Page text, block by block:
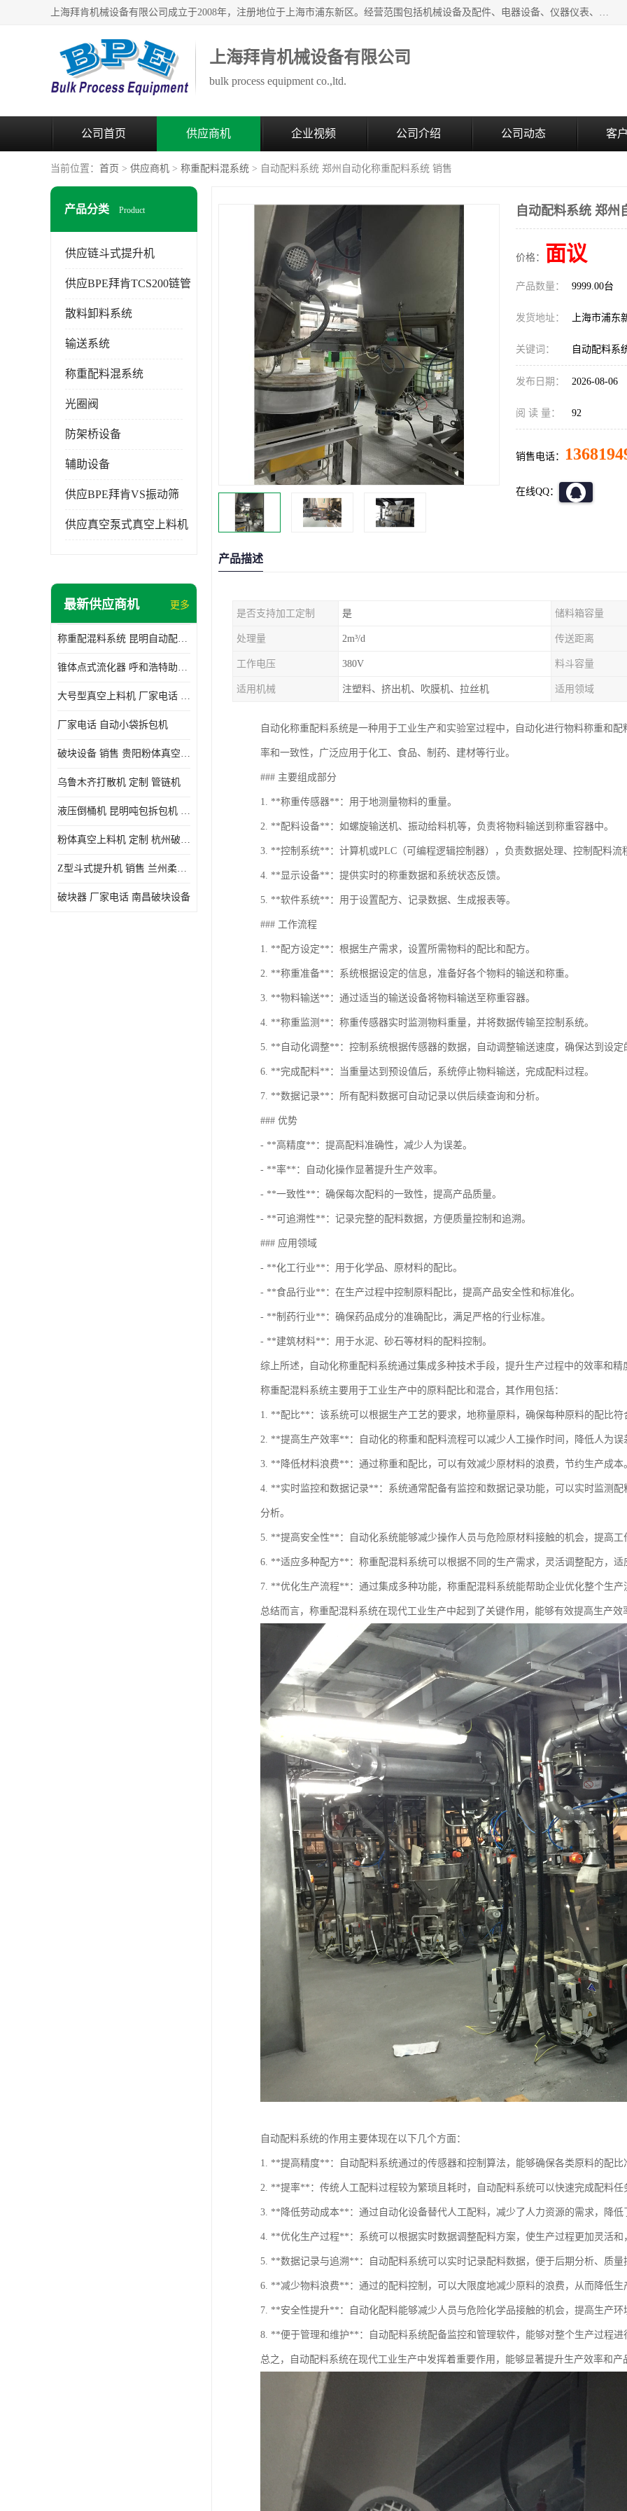
上海拜肯机械设备有限公司成立于2008年，注册地位于上海市浦东新区。经营范围包括机械设备及配件、电器设备、仪器仪表、化工原料及产品、软件及辅助设备，机械设备及配件的制造、加工等；主要产品有：气力输送，小袋倒袋站，吨袋倒袋站，倒桶机，集装箱卸料系统，Z型斗式输送机，螺旋输送机，管链输送机，真空上料机，流化器，配混料系统，软管等。
上海拜肯机械设备有限公司
bulk process equipment co.,ltd.
公司首页 供应商机 企业视频 公司介绍 公司动态 客
当前位置： 首页 > 供应商机 > 称重配料混系统 > 自动配料系统 郑州自动化称重配料系统 销售
产品分类 Product
供应链斗式提升机
供应BPE拜肯TCS200链管
散料卸料系统
输送系统
称重配料混系统
光圈阀
防架桥设备
辅助设备
供应BPE拜肯VS振动筛
供应真空泵式真空上料机
最新供应商机 更多
称重配混料系统 昆明自动配料系统 厂家电话
锥体点式流化器 呼和浩特助流料斗 厂家
大号型真空上料机 厂家电话 武汉粉体料管链机
厂家电话 自动小袋拆包机
破块设备 销售 贵阳粉体真空上料机
乌鲁木齐打散机 定制 管链机
液压倒桶机 昆明吨包拆包机 定制
粉体真空上料机 定制 杭州破块器
Z型斗式提升机 销售 兰州柔性螺旋输送机
破块器 厂家电话 南昌破块设备
自动配料系统 郑州
价格： 面议
产品数量： 9999.00台
发货地址： 上海市浦
关键词： 自动配料系
发布日期： 2026-08-06
阅 读 量： 92
销售电话：
在线QQ：
产品描述
是否支持加工定制 是 储料箱容量
处理量 2m³/d 传送距离
工作电压 380V 料斗容量
适用机械 注塑料、挤出机、吹膜机、拉丝机 适用领域
自动化称重配料系统是一种用于工业生产和实验室过程中，自动化进行物料称重和
率和一致性，广泛应用于化工、食品、制药、建材等行业。
### 主要组成部分
1. **称重传感器**：用于地测量物料的重量。
2. **配料设备**：如螺旋输送机、振动给料机等，负责将物料输送到称重容器中。
3. **控制系统**：计算机或PLC（可编程逻辑控制器），负责数据处理、控制配料流
4. **显示设备**：提供实时的称重数据和系统状态反馈。
5. **软件系统**：用于设置配方、记录数据、生成报表等。
### 工作流程
1. **配方设定**：根据生产需求，设置所需物料的配比和配方。
2. **称重准备**：系统根据设定的信息，准备好各个物料的输送和称重。
3. **物料输送**：通过适当的输送设备将物料输送至称重容器。
4. **称重监测**：称重传感器实时监测物料重量，并将数据传输至控制系统。
5. **自动化调整**：控制系统根据传感器的数据，自动调整输送速度，确保达到设定
6. **完成配料**：当重量达到预设值后，系统停止物料输送，完成配料过程。
7. **数据记录**：所有配料数据可自动记录以供后续查询和分析。
### 优势
- **高精度**：提高配料准确性，减少人为误差。
- **率**：自动化操作显著提升生产效率。
- **一致性**：确保每次配料的一致性，提高产品质量。
- **可追溯性**：记录完整的配料数据，方便质量控制和追溯。
### 应用领域
- **化工行业**：用于化学品、原材料的配比。
- **食品行业**：在生产过程中控制原料配比，提高产品安全性和标准化。
- **制药行业**：确保药品成分的准确配比，满足严格的行业标准。
- **建筑材料**：用于水泥、砂石等材料的配料控制。
综上所述，自动化称重配料系统通过集成多种技术手段，提升生产过程中的效率和
称重配混料系统主要用于工业生产中的原料配比和混合，其作用包括：
1. **配比**：该系统可以根据生产工艺的要求，地称量原料，确保每种原料的配比
2. **提高生产效率**：自动化的称重和配料流程可以减少人工操作时间，降低人为误
3. **降低材料浪费**：通过称重和配比，可以有效减少原材料的浪费，节约生产成本
4. **实时监控和数据记录**：系统通常配备有监控和数据记录功能，可以实时监测
分析。
5. **提高安全性**：自动化系统能够减少操作人员与危险原材料接触的机会，提高工
6. **适应多种配方**：称重配混料系统可以根据不同的生产需求，灵活调整配方，适
7. **优化生产流程**：通过集成多种功能，称重配混料系统能帮助企业优化整个生
总结而言，称重配混料系统在现代工业生产中起到了关键作用，能够有效提高生产
自动配料系统的作用主要体现在以下几个方面：
1. **提高精度**：自动配料系统通过的传感器和控制算法，能够确保各类原料的配
2. **提率**：传统人工配料过程较为繁琐且耗时，自动配料系统可以快速完成配料
3. **降低劳动成本**：通过自动化设备替代人工配料，减少了人力资源的需求，降低
4. **优化生产过程**：系统可以根据实时数据调整配料方案，使生产过程更加灵活和
5. **数据记录与追溯**：自动配料系统可以实时记录配料数据，便于后期分析、质
6. **减少物料浪费**：通过的配料控制，可以大限度地减少原料的浪费，从而降低生
7. **安全性提升**：自动化配料能够减少人员与危险化学品接触的机会，提高生产环
8. **便于管理和维护**：自动配料系统配备监控和管理软件，能够对整个生产过程
总之，自动配料系统在现代工业生产中发挥着重要作用，能够显著提升生产效率和